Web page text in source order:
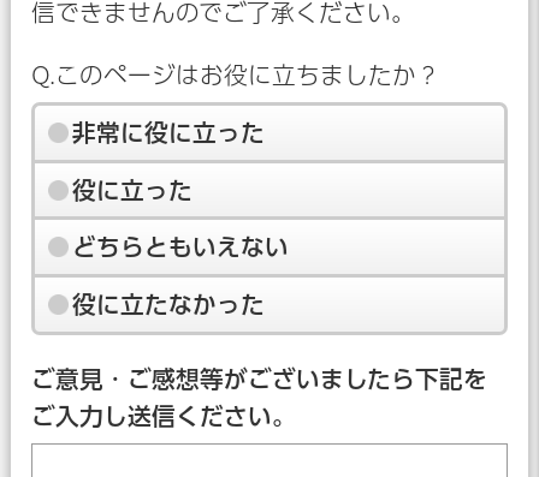
信できませんのでご了承ください。
Q.このページはお役に立ちましたか？
非常に役に立った
役に立った
どちらともいえない
役に立たなかった
ご意見・ご感想等がございましたら下記を
ご入力し送信ください。